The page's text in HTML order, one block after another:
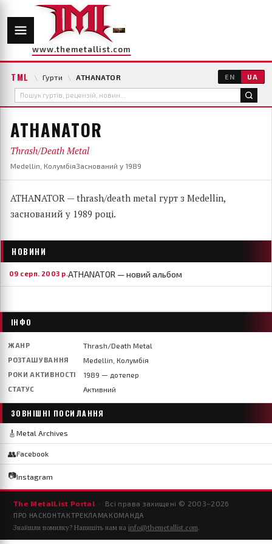
www.themetallist.com
TML \ Гурти \ ATHANATOR EN UA
ATHANATOR
Thrash/Death Metal
Medellin, КолумбіяЗаснований у 1989
ATHANATOR — thrash/death metal гурт з Medellin,
заснований у 1989 році.
НОВИНИ
09 серп. 2003 р.ATHANATOR — новий альбом
ІНФО
ЖАНР Thrash/Death Metal
РОЗТАШУВАННЯ Medellin, Колумбія
РОКИ АКТИВНОСТІ 1989 — дотепер
СТАТУС Активний
ЗОВНІШНІ ПОСИЛАННЯ
🎸 Metal Archives
👥Facebook
📷Instagram
The MetalList Portal · Всі права захищені © 2003–2026
ПРО НАСКОНТАКТРЕКЛАМА КОМАНДА
Знайшли помилку? Напишіть нам на info@themetallist.com.